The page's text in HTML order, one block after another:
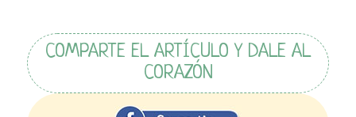
COMPARTE EL ARTÍCULO Y DALE AL
CORAZÓN